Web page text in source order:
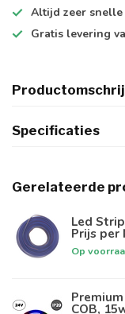
Altijd zeer snelle
Gratis levering
Specificaties
Gerelateerde
Led
Prijs per
Op
COB,